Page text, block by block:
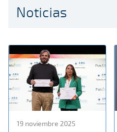
Noticias
19 noviembre 2025